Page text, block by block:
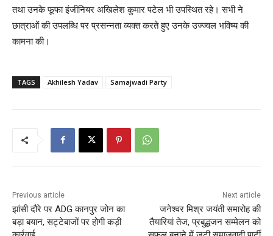
तथा उनके फूफा इंजीनियर अखिलेश कुमार पटेल भी उपस्थित रहे। सभी ने
छात्राओं की उपलब्धि पर प्रसन्नता व्यक्त करते हुए उनके उज्ज्वल भविष्य की
कामना की।
TAGS Akhilesh Yadav Samajwadi Party
Previous article
झांसी दौरे पर ADG कानपुर जोन का
बड़ा बयान, सट्टेबाजों पर होगी कड़ी
Next article
जनेश्वर मिश्र जयंती समारोह की
तैयारियां तेज, प्रबुद्धजन सम्मेलन को